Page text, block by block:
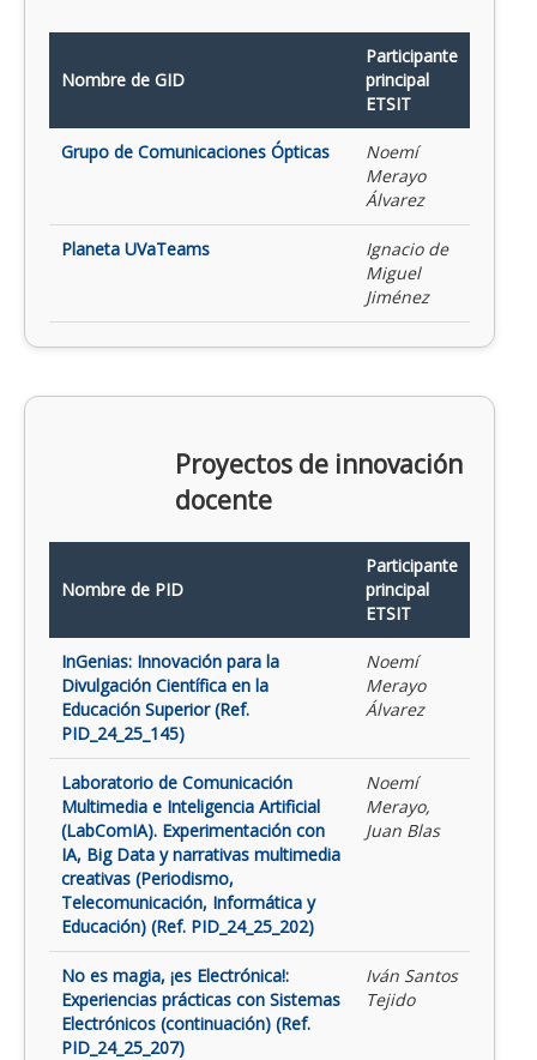
Nombre de GID
Participante
principal
ETSIT
Grupo de Comunicaciones Ópticas
Noemí
Merayo
Álvarez
Planeta UVaTeams
Ignacio de
Miguel
Jiménez
Proyectos de innovación
docente
Nombre de PID
Participante
principal
ETSIT
InGenias: Innovación para la
Divulgación Científica en la
Educación Superior (Ref.
PID_24_25_145)
Noemí
Merayo
Álvarez
Laboratorio de Comunicación
Multimedia e Inteligencia Artificial
(LabComIA). Experimentación con
IA, Big Data y narrativas multimedia
creativas (Periodismo,
Telecomunicación, Informática y
Educación) (Ref. PID_24_25_202)
Noemí
Merayo,
Juan Blas
No es magia, ¡es Electrónica!:
Experiencias prácticas con Sistemas
Electrónicos (continuación) (Ref.
PID_24_25_207)
Iván Santos
Tejido